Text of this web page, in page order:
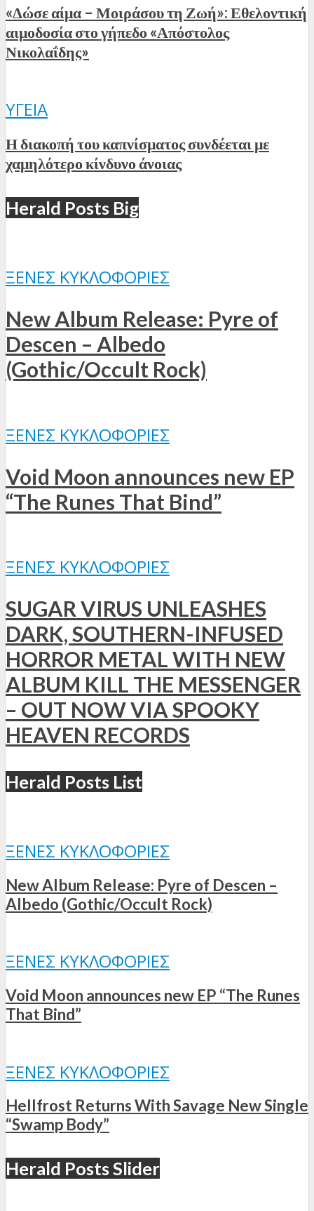
«Δώσε αίμα – Μοιράσου τη Ζωή»: Εθελοντική
αιμοδοσία στο γήπεδο «Απόστολος
Νικολαΐδης»
ΥΓΕΊΑ
Η διακοπή του καπνίσματος συνδέεται με
χαμηλότερο κίνδυνο άνοιας
Herald Posts Big
ΞΈΝΕΣ ΚΥΚΛΟΦΟΡΊΕΣ
New Album Release: Pyre of
Descen – Albedo
(Gothic/Occult Rock)
ΞΈΝΕΣ ΚΥΚΛΟΦΟΡΊΕΣ
Void Moon announces new EP
“The Runes That Bind”
ΞΈΝΕΣ ΚΥΚΛΟΦΟΡΊΕΣ
SUGAR VIRUS UNLEASHES
DARK, SOUTHERN-INFUSED
HORROR METAL WITH NEW
ALBUM KILL THE MESSENGER
– OUT NOW VIA SPOOKY
HEAVEN RECORDS
Herald Posts List
ΞΈΝΕΣ ΚΥΚΛΟΦΟΡΊΕΣ
New Album Release: Pyre of Descen –
Albedo (Gothic/Occult Rock)
ΞΈΝΕΣ ΚΥΚΛΟΦΟΡΊΕΣ
Void Moon announces new EP “The Runes
That Bind”
ΞΈΝΕΣ ΚΥΚΛΟΦΟΡΊΕΣ
Hellfrost Returns With Savage New Single
“Swamp Body”
Herald Posts Slider